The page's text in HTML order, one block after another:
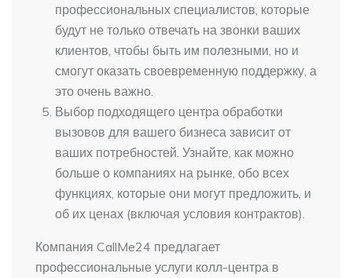
профессиональных специалистов, которые
будут не только отвечать на звонки ваших
клиентов, чтобы быть им полезными, но и
смогут оказать своевременную поддержку, а
это очень важно.
Выбор подходящего центра обработки
вызовов для вашего бизнеса зависит от
ваших потребностей. Узнайте, как можно
больше о компаниях на рынке, обо всех
функциях, которые они могут предложить, и
об их ценах (включая условия контрактов).
Компания CallMe24 предлагает
профессиональные услуги колл-центра в